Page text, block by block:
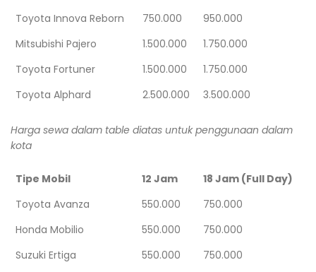
Toyota Innova Reborn
750.000
950.000
Mitsubishi Pajero
1.500.000
1.750.000
Toyota Fortuner
1.500.000
1.750.000
Toyota Alphard
2.500.000 3.500.000
Harga sewa dalam table diatas untuk penggunaan dalam
kota
Tipe Mobil 12 Jam
18 Jam (Full Day)
Toyota Avanza
550.000
750.000
Honda Mobilio
550.000
750.000
Suzuki Ertiga
550.000 750.000